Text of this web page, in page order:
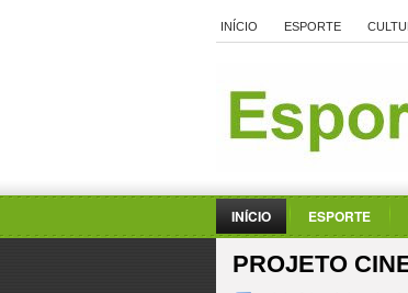
INÍCIO ESPORTE
INÍCIO ESPORTE
PROJETO